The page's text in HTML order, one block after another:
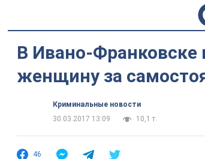
В Ивано-Франковске
женщину за
Криминальные новости
30.03.2017 13:09
10,1 т.
46